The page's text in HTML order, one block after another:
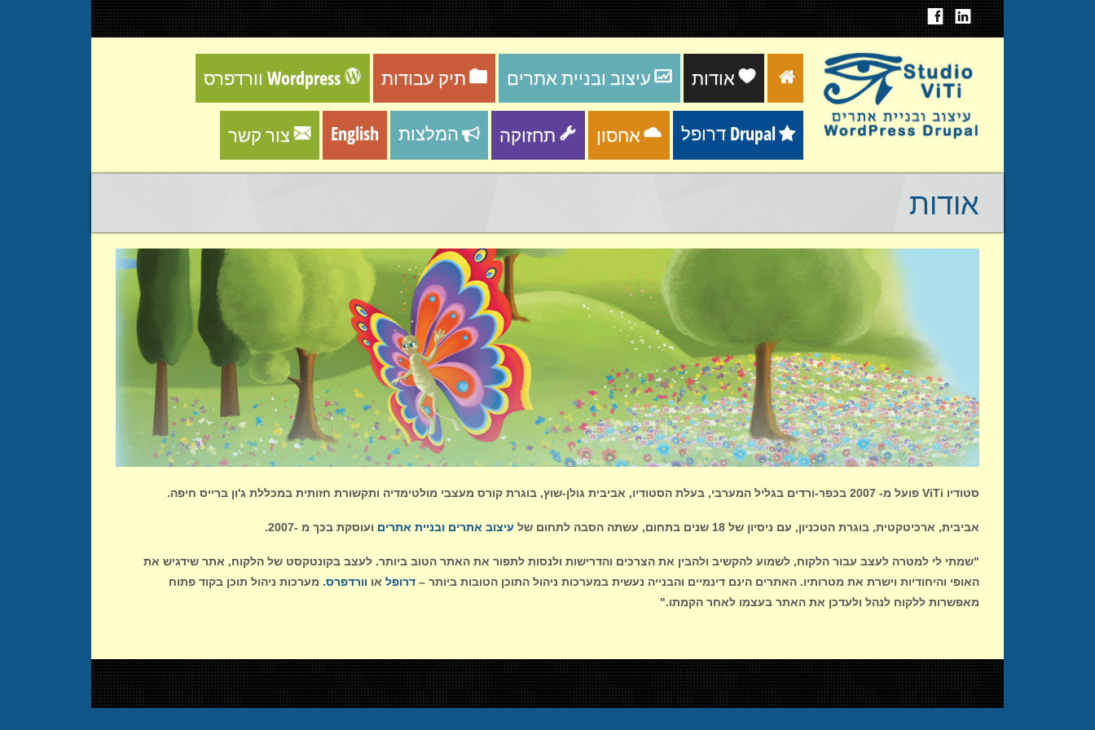
אודות עיצוב ובניית אתרים תיק עבודות וורדפרס Wordpress
דרופל Drupal אחסון תחזוקה המלצות English צור קשר
אודות
סטודיו ViTi פועל מ- 2007 בכפר-ורדים בגליל המערבי, בעלת הסטודיו, אביבית גולן-שוץ, בוגרת קורס מעצבי מולטימדיה ותקשורת חזותית במכללת ג'ון ברייס חיפה.
אביבית, ארכיטקטית, בוגרת הטכניון, עם ניסיון של 18 שנים בתחום, עשתה הסבה לתחום של עיצוב אתרים ובניית אתרים ועוסקת בכך מ -2007.
"שמתי לי למטרה לעצב עבור הלקוח, לשמוע להקשיב ולהבין את הצרכים והדרישות ולנסות לתפור את האתר הטוב ביותר. לעצב בקונטקסט של הלקוח, אתר שידגיש את
האופי והיחודיות וישרת את מטרותיו. האתרים הינם דינמיים והבנייה נעשית במערכות ניהול התוכן הטובות ביותר – דרופל או וורדפרס. מערכות ניהול תוכן בקוד פתוח
מאפשרות ללקוח לנהל ולעדכן את האתר בעצמו לאחר הקמתו."